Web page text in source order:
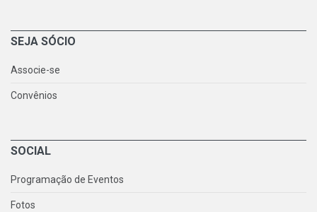
SEJA SÓCIO
Associe-se
Convênios
SOCIAL
Programação de Eventos
Fotos